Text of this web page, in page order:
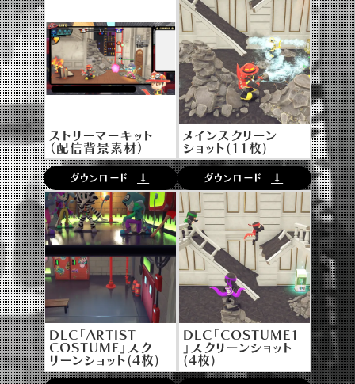
ストリーマーキット
（配信背景素材）
ダウンロード
メインスクリーン
ショット(11枚)
ダウンロード
DLC「ARTIST
COSTUME」スク
リーンショット(4枚)
DLC「COSTUME1
」スクリーンショット
(4枚)